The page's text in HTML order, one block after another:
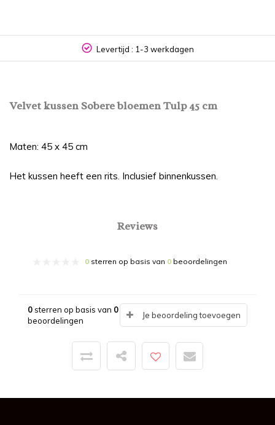
Levertijd : 1-3 werkdagen
Velvet kussen Sobere bloemen Tulp 45 cm
Maten: 45 x 45 cm
Het kussen heeft een rits. Inclusief binnenkussen.
Reviews
0 sterren op basis van 0 beoordelingen
0sterren op basis van 0
beoordelingen
Je beoordeling toevoegen